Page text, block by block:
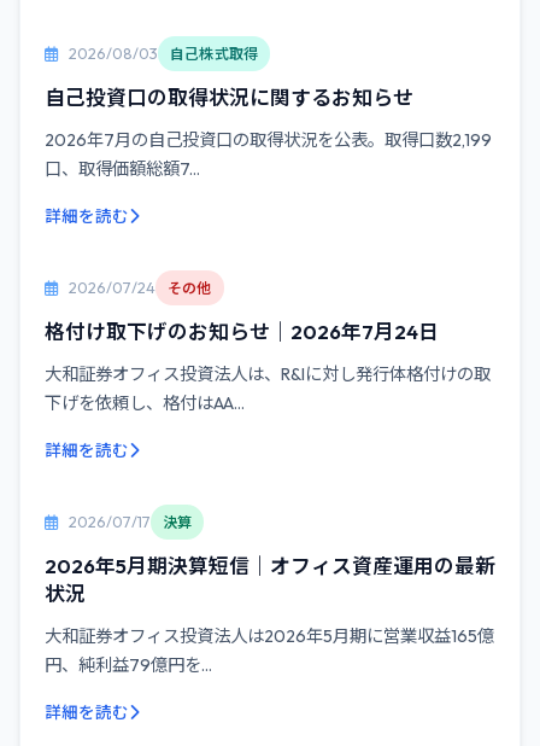
2026/08/03 自己株式取得
自己投資口の取得状況に関するお知らせ
2026年7月の自己投資口の取得状況を公表。取得口数2,199
口、取得価額総額7...
詳細を読む
2026/07/24 その他
格付け取下げのお知らせ｜2026年7月24日
大和証券オフィス投資法人は、R&Iに対し発行体格付けの取
下げを依頼し、格付はAA...
詳細を読む
2026/07/17 決算
2026年5月期決算短信｜オフィス資産運用の最新
状況
大和証券オフィス投資法人は2026年5月期に営業収益165億
円、純利益79億円を...
詳細を読む